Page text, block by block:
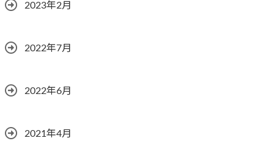
2023年2月
2022年7月
2022年6月
2021年4月